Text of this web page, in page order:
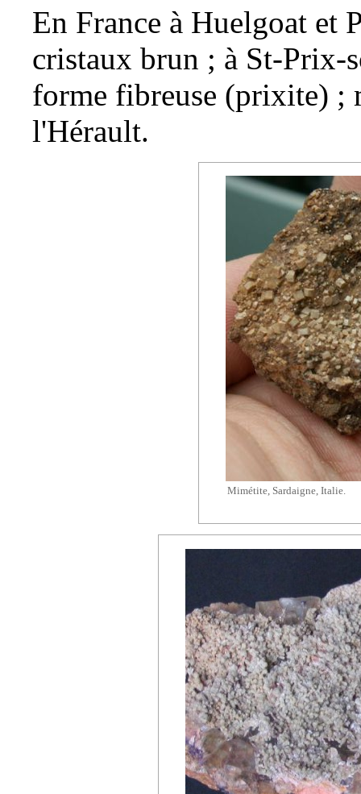
En France à Huelgoat et
cristaux brun ; à St-Prix-
forme fibreuse (prixite) ;
l'Hérault.
Mimétite, Sardaigne, Italie.